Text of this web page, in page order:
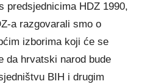
predsjednicima HDZ 1990,
a razgovarali smo o
izborima koji će se
da hrvatski narod bude
BIH i drugim